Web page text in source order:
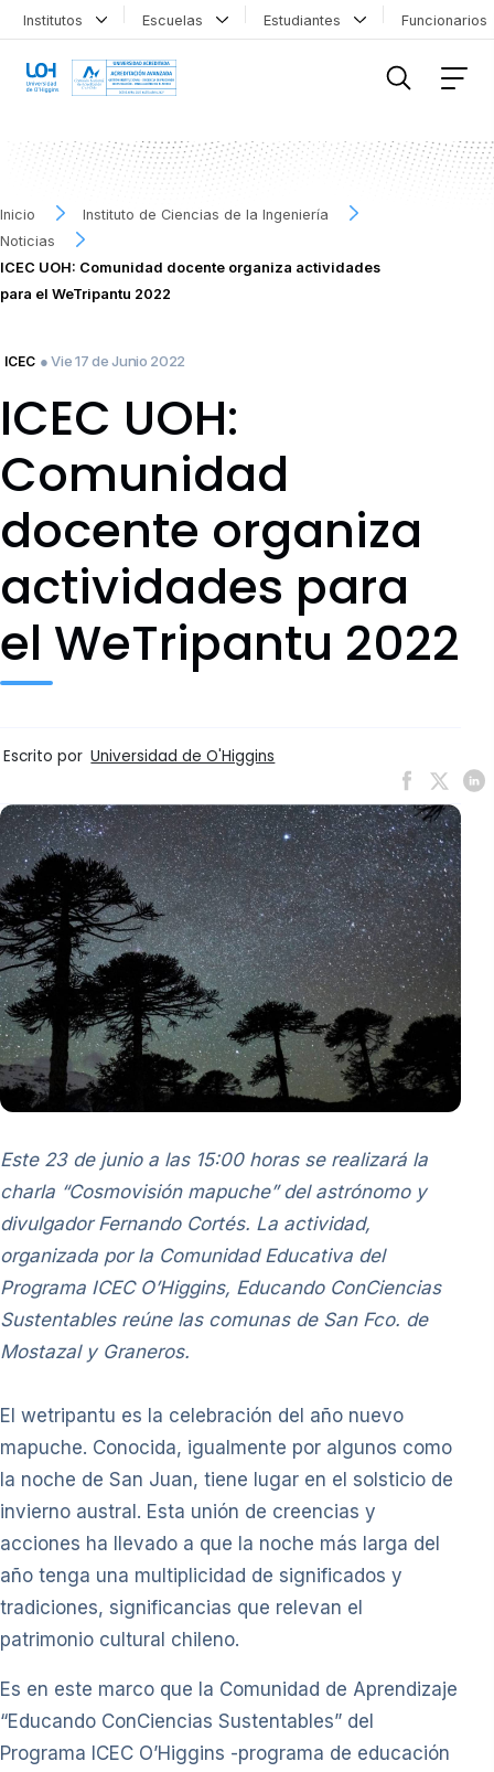
Institutos Escuelas Estudiantes
Inicio
Instituto de Ciencias de la Ingeniería
Noticias
ICEC UOH: Comunidad docente organiza actividades
para el WeTripantu 2022
ICEC ● Vie 17 de Junio 2022
ICEC UOH:
Comunidad
docente organiza
actividades para
el WeTripantu 2022
Escrito por Universidad de O'Higgins
Este 23 de junio a las 15:00 horas se realizará la
charla “Cosmovisión mapuche” del astrónomo y
divulgador Fernando Cortés. La actividad,
organizada por la Comunidad Educativa del
Programa ICEC O’Higgins, Educando ConCiencias
Sustentables reúne las comunas de San Fco. de
Mostazal y Graneros.
El wetripantu es la celebración del año nuevo
mapuche. Conocida, igualmente por algunos como
la noche de San Juan, tiene lugar en el solsticio de
invierno austral. Esta unión de creencias y
acciones ha llevado a que la noche más larga del
año tenga una multiplicidad de significados y
tradiciones, significancias que relevan el
patrimonio cultural chileno.
Es en este marco que la Comunidad de Aprendizaje
“Educando ConCiencias Sustentables” del
Programa ICEC O’Higgins -programa de educación